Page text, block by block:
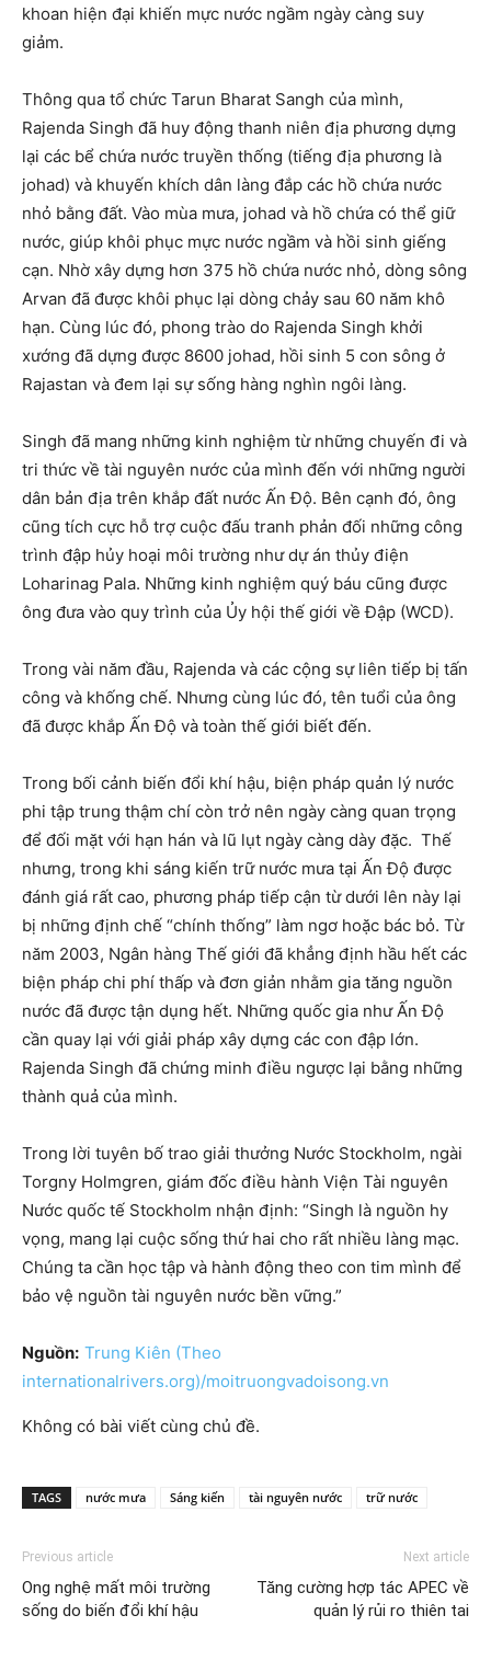
khoan hiện đại khiến mực nước ngầm ngày càng suy
giảm.
Thông qua tổ chức Tarun Bharat Sangh của mình,
Rajenda Singh đã huy động thanh niên địa phương dựng
lại các bể chứa nước truyền thống (tiếng địa phương là
johad) và khuyến khích dân làng đắp các hồ chứa nước
nhỏ bằng đất. Vào mùa mưa, johad và hồ chứa có thể giữ
nước, giúp khôi phục mực nước ngầm và hồi sinh giếng
cạn. Nhờ xây dựng hơn 375 hồ chứa nước nhỏ, dòng sông
Arvan đã được khôi phục lại dòng chảy sau 60 năm khô
hạn. Cùng lúc đó, phong trào do Rajenda Singh khởi
xướng đã dựng được 8600 johad, hồi sinh 5 con sông ở
Rajastan và đem lại sự sống hàng nghìn ngôi làng.
Singh đã mang những kinh nghiệm từ những chuyến đi và
tri thức về tài nguyên nước của mình đến với những người
dân bản địa trên khắp đất nước Ấn Độ. Bên cạnh đó, ông
cũng tích cực hỗ trợ cuộc đấu tranh phản đối những công
trình đập hủy hoại môi trường như dự án thủy điện
Loharinag Pala. Những kinh nghiệm quý báu cũng được
ông đưa vào quy trình của Ủy hội thế giới về Đập (WCD).
Trong vài năm đầu, Rajenda và các cộng sự liên tiếp bị tấn
công và khống chế. Nhưng cùng lúc đó, tên tuổi của ông
đã được khắp Ấn Độ và toàn thế giới biết đến.
Trong bối cảnh biến đổi khí hậu, biện pháp quản lý nước
phi tập trung thậm chí còn trở nên ngày càng quan trọng
để đối mặt với hạn hán và lũ lụt ngày càng dày đặc. Thế
nhưng, trong khi sáng kiến trữ nước mưa tại Ấn Độ được
đánh giá rất cao, phương pháp tiếp cận từ dưới lên này lại
bị những định chế “chính thống” làm ngơ hoặc bác bỏ. Từ
năm 2003, Ngân hàng Thế giới đã khẳng định hầu hết các
biện pháp chi phí thấp và đơn giản nhằm gia tăng nguồn
nước đã được tận dụng hết. Những quốc gia như Ấn Độ
cần quay lại với giải pháp xây dựng các con đập lớn.
Rajenda Singh đã chứng minh điều ngược lại bằng những
thành quả của mình.
Trong lời tuyên bố trao giải thưởng Nước Stockholm, ngài
Torgny Holmgren, giám đốc điều hành Viện Tài nguyên
Nước quốc tế Stockholm nhận định: “Singh là nguồn hy
vọng, mang lại cuộc sống thứ hai cho rất nhiều làng mạc.
Chúng ta cần học tập và hành động theo con tim mình để
bảo vệ nguồn tài nguyên nước bền vững.”
Nguồn: Trung Kiên (Theo
internationalrivers.org)/moitruongvadoisong.vn
Không có bài viết cùng chủ đề.
TAGS nước mưa Sáng kiến tài nguyên nước trữ nước
Previous article
Ong nghệ mất môi trường
sống do biến đổi khí hậu
Next article
Tăng cường hợp tác APEC về
quản lý rủi ro thiên tai